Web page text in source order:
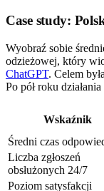
Case study:
Wyobraź sobie
odzieżowej, który
ChatGPT. Celem
Po pół roku
Wskaźnik
Średni czas
Liczba zgłoszeń
obsłużonych 24/7
Poziom satysfakcji